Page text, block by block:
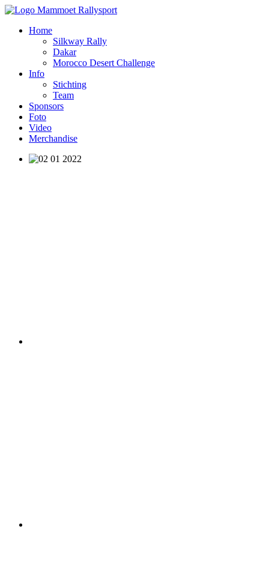
Home
Silkway Rally
Dakar
Morocco Desert Challenge
Info
Stichting
Team
Sponsors
Foto
Video
Merchandise